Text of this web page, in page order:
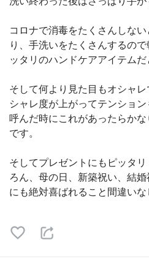
コロナで消毒をたくさんしな
り、手洗いをたくさんするの
ッタリのハンドケアアイテムだ
そして何より見た目もオシャ
シャレ度が上がってテンショ
呼んだ時にこれがあったらか
です。
そしてプレゼントにもピッタ
ろん、母の日、新築祝い、結
にも絶対喜ばれること間違いな